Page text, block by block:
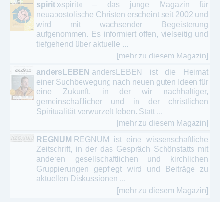
spirit »spirit« – das junge Magazin für
neuapostolische Christen erscheint seit 2002 und
wird mit wachsender Begeisterung
aufgenommen. Es informiert offen, vielseitig und
tiefgehend über aktuelle ...
[mehr zu diesem Magazin]
andersLEBEN andersLEBEN ist die Heimat
einer Suchbewegung nach neuen guten Ideen für
eine Zukunft, in der wir nachhaltiger,
gemeinschaftlicher und in der christlichen
Spiritualität verwurzelt leben. Statt ...
[mehr zu diesem Magazin]
REGNUM REGNUM ist eine wissenschaftliche
Zeitschrift, in der das Gespräch Schönstatts mit
anderen gesellschaftlichen und kirchlichen
Gruppierungen gepflegt wird und Beiträge zu
aktuellen Diskussionen ...
[mehr zu diesem Magazin]